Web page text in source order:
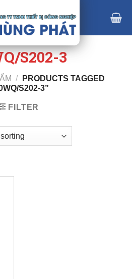
S202-3
/
PRODUCTS TAGGED
S202-3”
FILTER